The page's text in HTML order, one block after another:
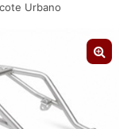
Urbano